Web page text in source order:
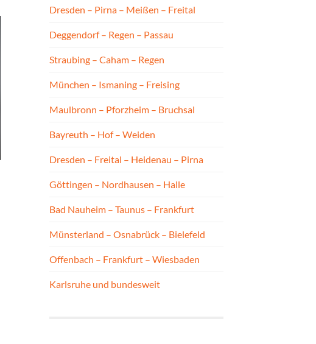
Dresden – Pirna – Meißen – Freital
Deggendorf – Regen – Passau
Straubing – Caham – Regen
München – Ismaning – Freising
Maulbronn – Pforzheim – Bruchsal
Bayreuth – Hof – Weiden
Dresden – Freital – Heidenau – Pirna
Göttingen – Nordhausen – Halle
Bad Nauheim – Taunus – Frankfurt
Münsterland – Osnabrück – Bielefeld
Offenbach – Frankfurt – Wiesbaden
Karlsruhe und bundesweit